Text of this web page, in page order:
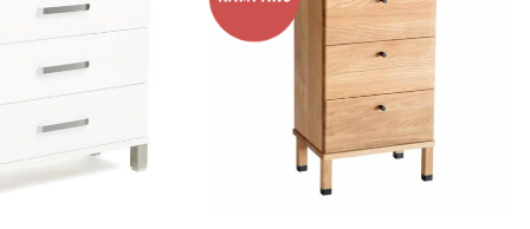
alternativen
kan
väljas
på
produktsidan
till i